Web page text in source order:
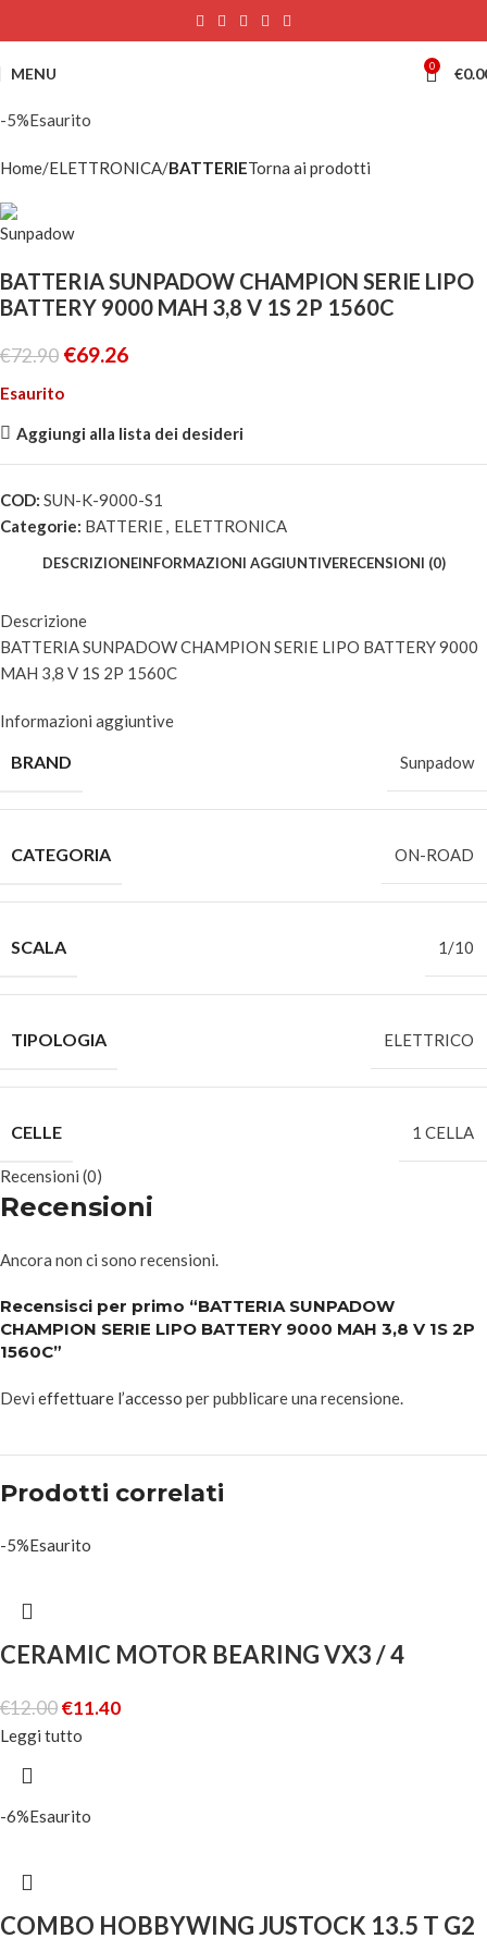
MENU 0 €
-5%Esaurito
Home ELETTRONICA BATTERIETorna ai prodotti
BATTERIA SUNPADOW CHAMPION SERIE LIPO
BATTERY 9000 MAH 3,8 V 1S 2P 1560C
€72.90 €69.26
Esaurito
Aggiungi alla lista dei desideri
COD: SUN-K-9000-S1
Categorie: BATTERIE, ELETTRONICA
DESCRIZIONEINFORMAZIONI AGGIUNTIVERECENSIONI (0)
Descrizione
BATTERIA SUNPADOW CHAMPION SERIE LIPO BATTERY 9000
MAH 3,8 V 1S 2P 1560C
Informazioni aggiuntive
BRAND Sunpadow
CATEGORIA ON-ROAD
SCALA 1/10
TIPOLOGIA ELETTRICO
CELLE 1 CELLA
Recensioni (0)
Recensioni
Ancora non ci sono recensioni.
Recensisci per primo “BATTERIA SUNPADOW
CHAMPION SERIE LIPO BATTERY 9000 MAH 3,8 V 1S 2P
1560C”
Devi effettuare l’accesso per pubblicare una recensione.
Prodotti correlati
-5%Esaurito
CERAMIC MOTOR BEARING VX3 / 4
€12.00€11.40
Leggi tutto
-6%Esaurito
COMBO HOBBYWING JUSTOCK 13.5 T G2